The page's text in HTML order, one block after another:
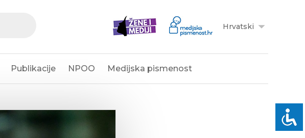
Hrvatski
Publikacije NPOO Medijska pismenost